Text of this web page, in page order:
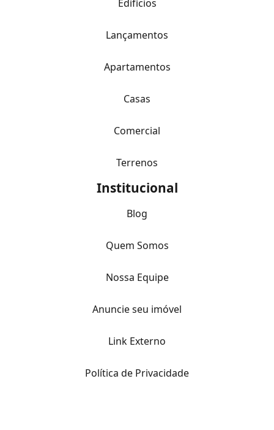
Edifícios
Lançamentos
Apartamentos
Casas
Comercial
Terrenos
Institucional
Blog
Quem Somos
Nossa Equipe
Anuncie seu imóvel
Link Externo
Política de Privacidade